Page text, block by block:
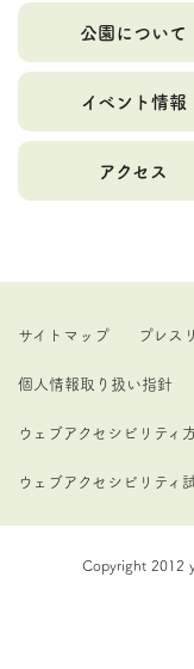
公園について
イベント情報
アクセス
サイトマップ プレス
個人情報取り扱い指針
ウェブアクセシビリティ
ウェブアクセシビリティ
Copyright 2012